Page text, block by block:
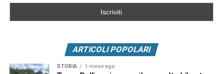
ARTICOLI POPOLARI
STORIA 1 mese ago